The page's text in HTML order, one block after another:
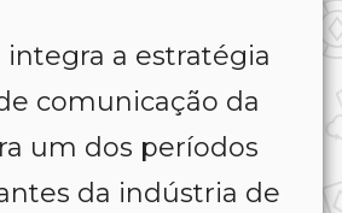
a estratégia
comunicação da
um dos períodos
da indústria de